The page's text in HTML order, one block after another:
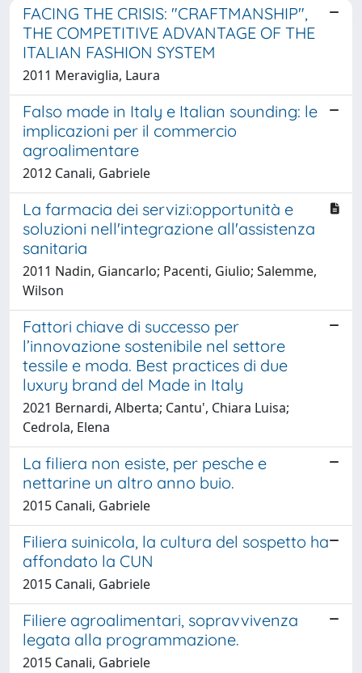
FACING THE CRISIS: "CRAFTMANSHIP",
THE COMPETITIVE ADVANTAGE OF THE
ITALIAN FASHION SYSTEM
2011 Meraviglia, Laura
Falso made in Italy e Italian sounding: le
implicazioni per il commercio
agroalimentare
2012 Canali, Gabriele
La farmacia dei servizi:opportunità e
soluzioni nell'integrazione all'assistenza
sanitaria
2011 Nadin, Giancarlo; Pacenti, Giulio; Salemme,
Wilson
Fattori chiave di successo per
l’innovazione sostenibile nel settore
tessile e moda. Best practices di due
luxury brand del Made in Italy
2021 Bernardi, Alberta; Cantu', Chiara Luisa;
Cedrola, Elena
La filiera non esiste, per pesche e
nettarine un altro anno buio.
2015 Canali, Gabriele
Filiera suinicola, la cultura del sospetto ha
affondato la CUN
2015 Canali, Gabriele
Filiere agroalimentari, sopravvivenza
legata alla programmazione.
2015 Canali, Gabriele